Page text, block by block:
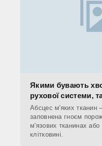
Якими бувають
рухової системи,
Абсцес м'яких тканин
заповнена гноєм
м'язових тканинах або
клітковині.